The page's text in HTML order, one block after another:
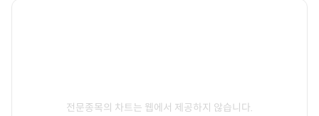
전문종목의 차트는 웹에서 제공하지 않습니다.